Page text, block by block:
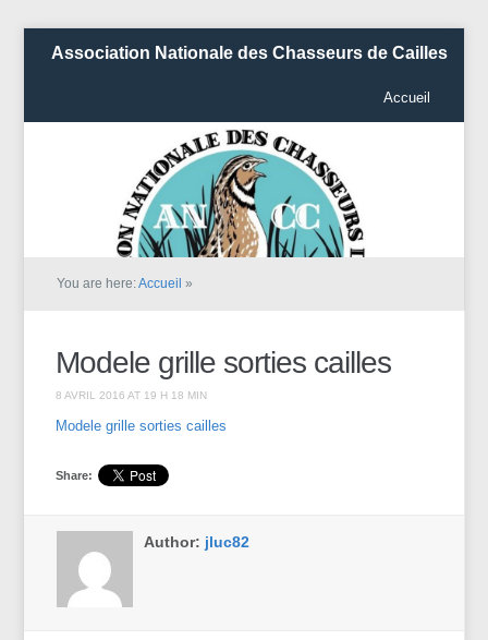
Association Nationale des Chasseurs de Cailles
Accueil
You are here:Accueil »
Modele grille sorties cailles
8 AVRIL 2016 AT 19 H 18 MIN
Modele grille sorties cailles
Share:
Author: jluc82